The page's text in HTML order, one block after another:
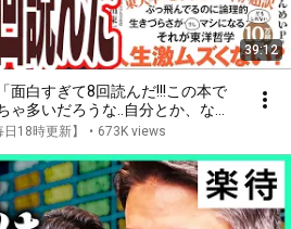
39:12
面白すぎて8回読んだ!!!この本で
ゃ多いだろうな..自分とか、ない
東洋哲学」を世界一わかりやすく
18時更新】 • 673K views